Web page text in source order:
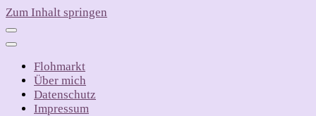
Zum Inhalt springen
Flohmarkt
Über mich
Datenschutz
Impressum